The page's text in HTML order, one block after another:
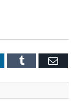
Tumblr Email